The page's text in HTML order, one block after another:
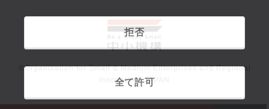
拒否
全て許可
©Organization for Small & Medium Enterprises and Regional
Innovation, JAPAN